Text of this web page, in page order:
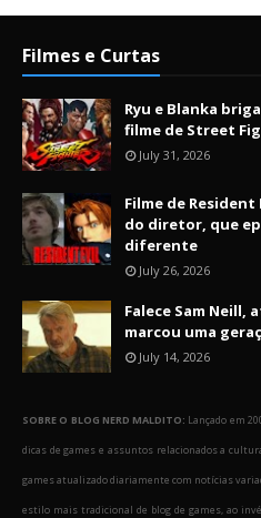
Filmes e Curtas
Ryu e Blanka
filme de Street
July 31, 2026
Filme de
do diretor, que
diferente
July 26, 2026
Falece Sam Neill,
marcou uma
July 14, 2026
SOBRE O BLOG NERD MALDITO: Lançado em
dicas de games e assuntos relacionados a
games atualizado diariamente com notícias
estilo mais tradicional de blog de games, ao